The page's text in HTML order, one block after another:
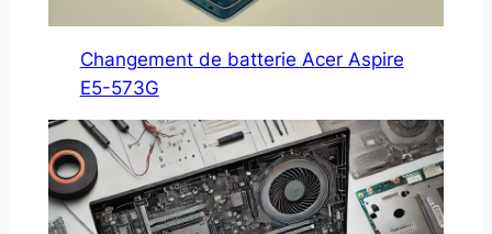
Changement de batterie Acer Aspire
E5-573G